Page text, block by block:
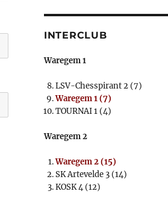
INTERCLUB
Waregem 1
LSV-Chesspirant 2 (7)
Waregem 1 (7)
TOURNAI 1 (4)
Waregem 2
Waregem 2 (15)
SK Artevelde 3 (14)
KOSK 4 (12)